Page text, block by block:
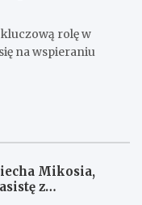
rolę w
na wspieraniu
Mikosia,
z